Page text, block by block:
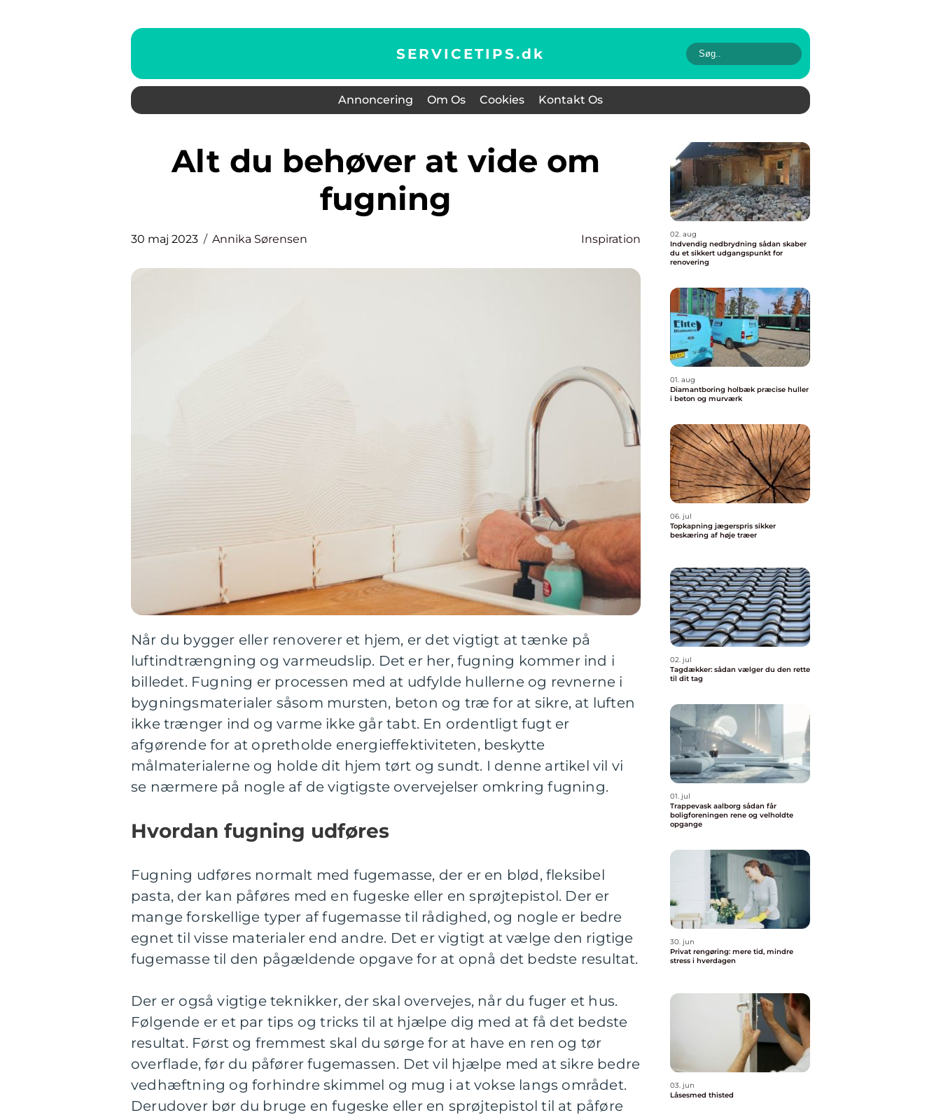
SERVICETIPS.dk
Annoncering Om Os Cookies Kontakt Os
Alt du behøver at vide om
fugning
30 maj 2023 Annika Sørensen Inspiration
Når du bygger eller renoverer et hjem, er det vigtigt at tænke på
luftindtrængning og varmeudslip. Det er her, fugning kommer ind i
billedet. Fugning er processen med at udfylde hullerne og revnerne i
bygningsmaterialer såsom mursten, beton og træ for at sikre, at luften
ikke trænger ind og varme ikke går tabt. En ordentligt fugt er
afgørende for at opretholde energieffektiviteten, beskytte
målmaterialerne og holde dit hjem tørt og sundt. I denne artikel vil vi
se nærmere på nogle af de vigtigste overvejelser omkring fugning.
Hvordan fugning udføres
Fugning udføres normalt med fugemasse, der er en blød, fleksibel
pasta, der kan påføres med en fugeske eller en sprøjtepistol. Der er
mange forskellige typer af fugemasse til rådighed, og nogle er bedre
egnet til visse materialer end andre. Det er vigtigt at vælge den rigtige
fugemasse til den pågældende opgave for at opnå det bedste resultat.
Der er også vigtige teknikker, der skal overvejes, når du fuger et hus.
Følgende er et par tips og tricks til at hjælpe dig med at få det bedste
resultat. Først og fremmest skal du sørge for at have en ren og tør
overflade, før du påfører fugemassen. Det vil hjælpe med at sikre bedre
vedhæftning og forhindre skimmel og mug i at vokse langs området.
Derudover bør du bruge en fugeske eller en sprøjtepistol til at påføre
02. aug
Indvendig nedbrydning sådan skaber
du et sikkert udgangspunkt for
renovering
01. aug
Diamantboring holbæk præcise huller
i beton og murværk
06. jul
Topkapning jægerspris sikker
beskæring af høje træer
02. jul
Tagdækker: sådan vælger du den rette
til dit tag
01. jul
Trappevask aalborg sådan får
boligforeningen rene og velholdte
opgange
30. jun
Privat rengøring: mere tid, mindre
stress i hverdagen
03. jun
Låsesmed thisted